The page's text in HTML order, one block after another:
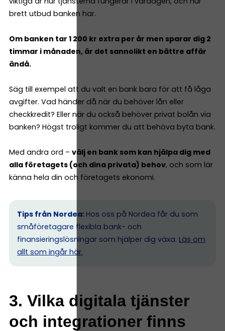
brett utbud banken har.
Om banken tar 1 200 kr extra per år men sparar dig 2
timmar i månaden, är det sannolikt en bättre affär
ändå.
Säg till exempel att du valt en bank bara för att få låga
avgifter. Vad händer då när du behöver lån eller
checkkredit? Eller när du också behöver privat bolån via
banken? Högst troligt kommer du att behöva byta bank.
Med andra ord – välj en bank som kan hjälpa dig med
alla företagets (och dina privata) behov, och som lär
känna hela din och företagets ekonomi.
Tips från Nordea: Hos oss på Nordea får du som
småföretagare flexibla bank- och
finansieringslösningar som hjälper dig växa. Läs om
allt som ingår här.
3. Vilka digitala tjänster
och integrationer finns